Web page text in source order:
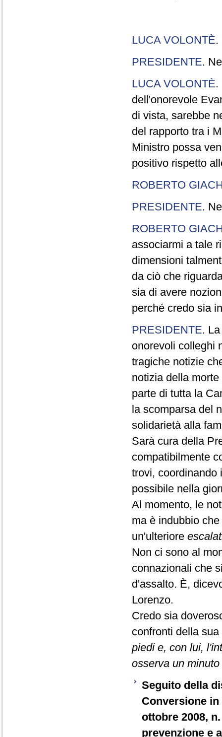
LUCA VOLONTÈ.
PRESIDENTE.
LUCA VOLONTÈ.
dell'onorevole
di vista, sarebbe
del rapporto tra i
Ministro possa
positivo rispetto
ROBERTO
PRESIDENTE.
ROBERTO
associarmi a tale
dimensioni
da ciò che
sia di avere
perché credo sia
PRESIDENTE.
onorevoli colleghi
tragiche notizie
notizia della
parte di tutta la
la scomparsa del
solidarietà alla
Sarà cura della
compatibilmente
trovi, coordinando
possibile nella
Al momento, le
ma è indubbio
un'ulteriore
Non ci sono al
connazionali che
d'assalto. È,
Lorenzo.
Credo sia
confronti della
piedi e, con lui,
osserva un
Seguito della
Conversione
ottobre 2008,
prevenzione e